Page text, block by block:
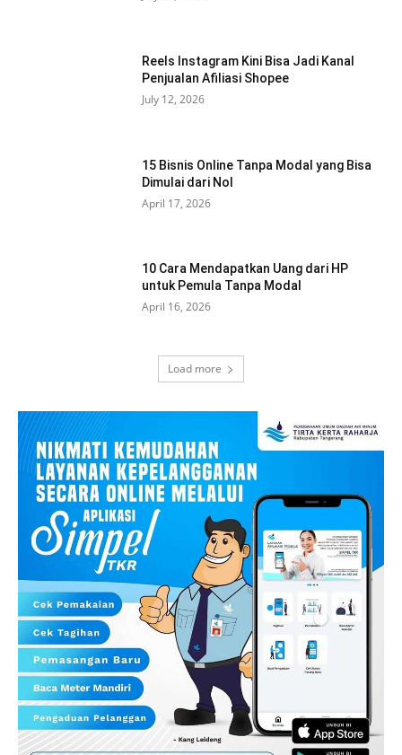
Reels Instagram Kini Bisa Jadi Kanal
Penjualan Afiliasi Shopee
July 12, 2026
15 Bisnis Online Tanpa Modal yang Bisa
Dimulai dari Nol
April 17, 2026
10 Cara Mendapatkan Uang dari HP
untuk Pemula Tanpa Modal
April 16, 2026
Load more